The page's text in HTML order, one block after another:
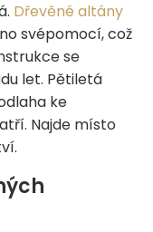
Dřevěné altány
svépomocí, což
se
let. Pětiletá
ke
Najde místo